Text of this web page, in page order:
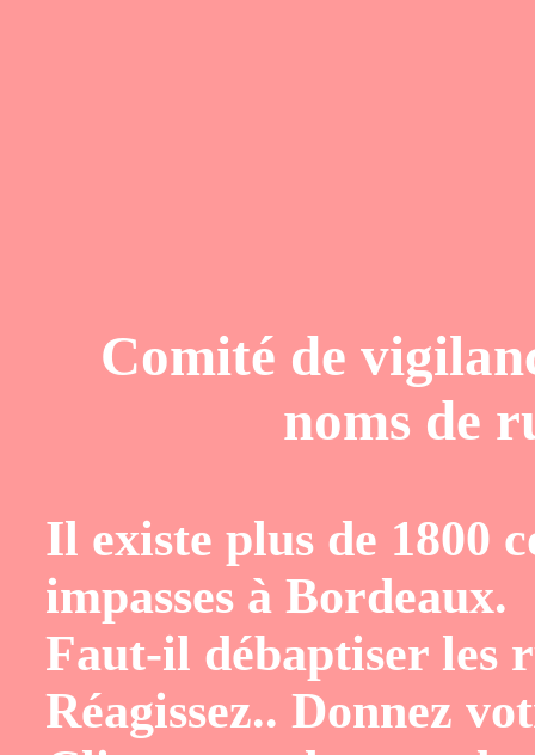
Comité de
noms de
Il existe plus de 1800
impasses à Bordeaux.
Faut-il débaptiser les
Réagissez.. Donnez